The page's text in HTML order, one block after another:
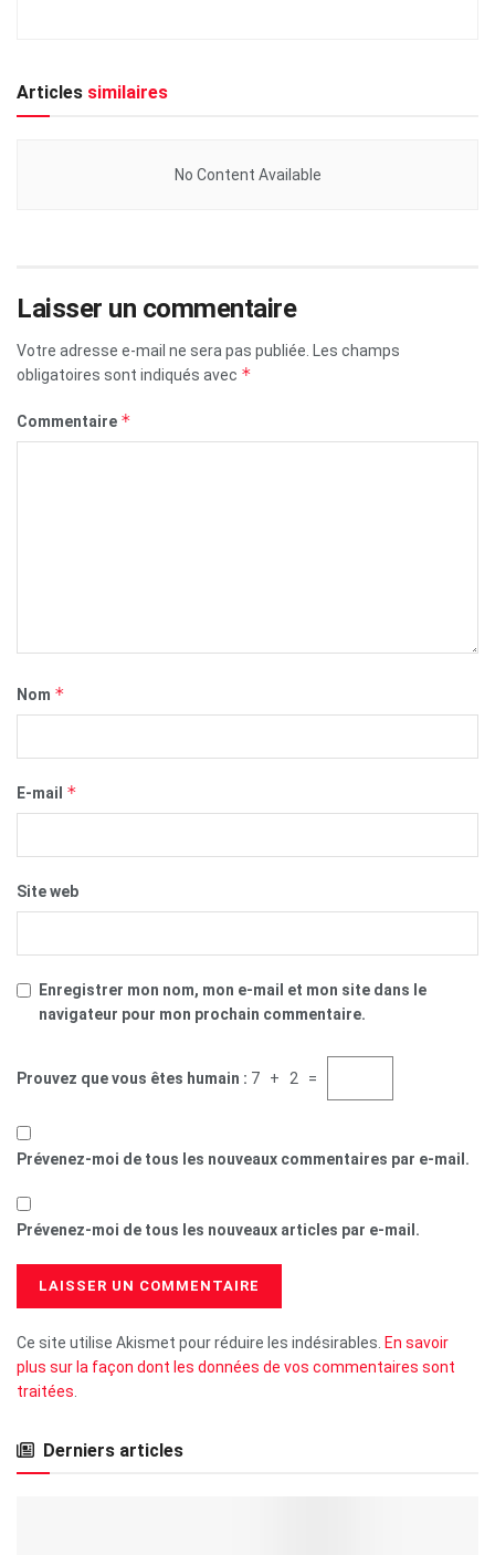
Articles similaires
No Content Available
Laisser un commentaire
Votre adresse e-mail ne sera pas publiée.
Les champs
obligatoires sont indiqués avec *
Commentaire *
Nom *
E-mail *
Site web
Enregistrer mon nom, mon e-mail et mon site dans le
navigateur pour mon prochain commentaire.
Prouvez que vous êtes humain : 7 + 2 =
Prévenez-moi de tous les nouveaux commentaires par e-mail.
Prévenez-moi de tous les nouveaux articles par e-mail.
Ce site utilise Akismet pour réduire les indésirables. En savoir
plus sur la façon dont les données de vos commentaires sont
traitées
Derniers articles